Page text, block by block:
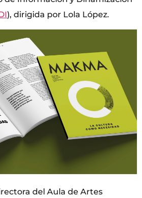
), dirigida por Lola López.
del Aula de Artes